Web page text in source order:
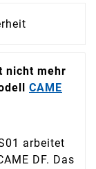
nicht mehr
CAME
arbeitet
DF. Das